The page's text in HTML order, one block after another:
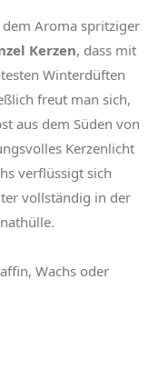
Aroma spritziger
Kerzen, dass mit
Winterdüften
freut man sich,
aus dem Süden von
Kerzenlicht
verflüssigt sich
vollständig in der
Wachs oder